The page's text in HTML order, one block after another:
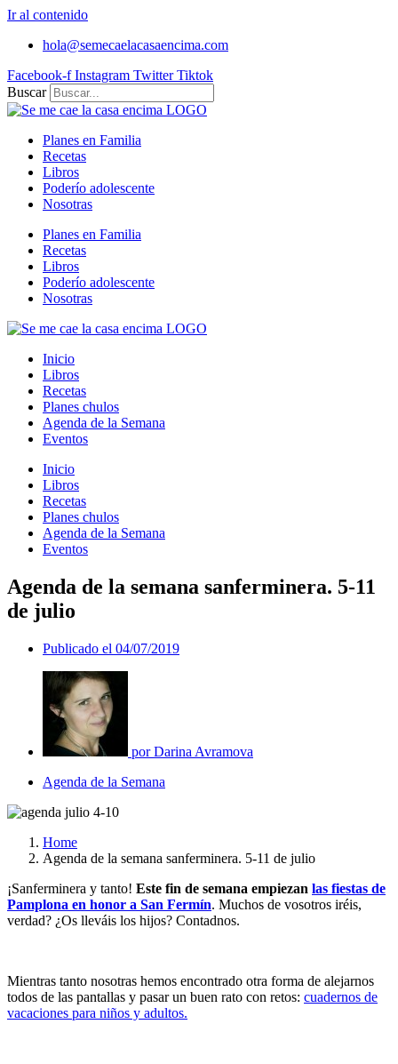
Ir al contenido
hola@semecaelacasaencima.com
Facebook-f Instagram Twitter Tiktok
Buscar
Planes en Familia
Recetas
Libros
Poderío adolescente
Nosotras
Planes en Familia
Recetas
Libros
Poderío adolescente
Nosotras
Inicio
Libros
Recetas
Planes chulos
Agenda de la Semana
Eventos
Inicio
Libros
Recetas
Planes chulos
Agenda de la Semana
Eventos
Agenda de la semana sanferminera. 5-11
de julio
Publicado el 04/07/2019
porDarina Avramova
Agenda de la Semana
Home
Agenda de la semana sanferminera. 5-11 de julio
¡Sanferminera y tanto! Este fin de semana empiezan las fiestas de
Pamplona en honor a San Fermín. Muchos de vosotros iréis,
verdad? ¿Os lleváis los hijos? Contadnos.
Mientras tanto nosotras hemos encontrado otra forma de alejarnos
todos de las pantallas y pasar un buen rato con retos: cuadernos de
vacaciones para niños y adultos.